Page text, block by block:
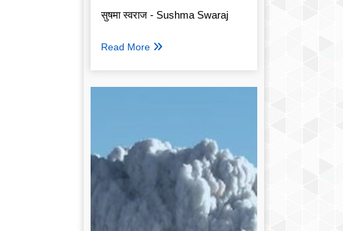
सुषमा स्वराज - Sushma Swaraj
Read More